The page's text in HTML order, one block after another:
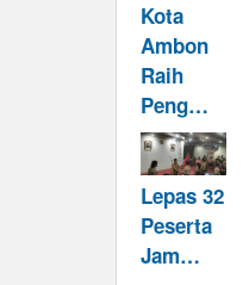
Kota
Ambon
Raih
Peng…
Lepas 32
Peserta
Jam…